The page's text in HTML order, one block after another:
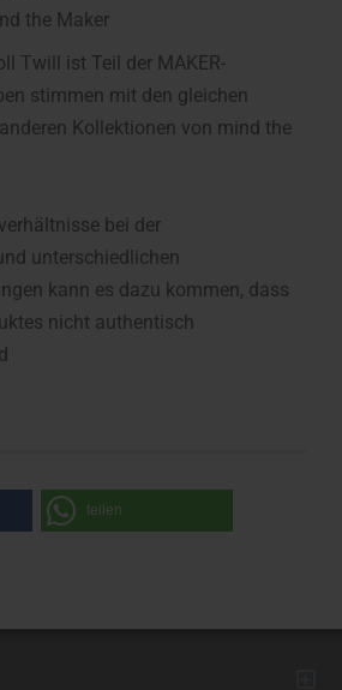
the Maker
Twill ist Teil der MAKER-
stimmen mit den gleichen
Kollektionen von mind the
bei der
unterschiedlichen
kann es dazu kommen, dass
nicht authentisch
teilen